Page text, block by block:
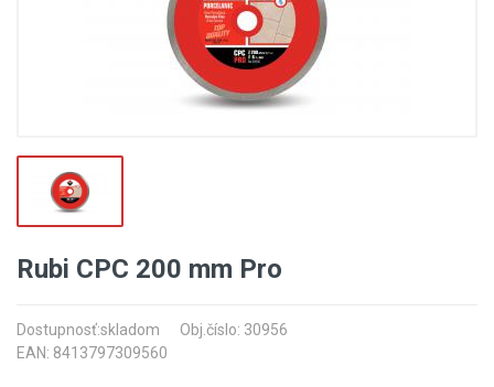
Rubi CPC 200 mm Pro
Dostupnosť:skladom
Obj.číslo: 30956
EAN: 8413797309560